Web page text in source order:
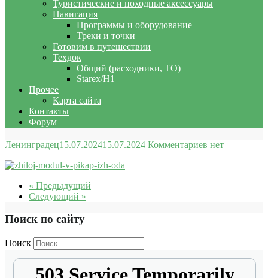
Туристические и походные аксессуары
Навигация
Программы и оборудование
Треки и точки
Готовим в путешествии
Техдок
Общий (расходники, ТО)
Starex/H1
Прочее
Карта сайта
Контакты
Форум
Ленинградец15.07.202415.07.2024 Комментариев нет
« Предыдущий
Следующий »
Поиск по сайту
Поиск